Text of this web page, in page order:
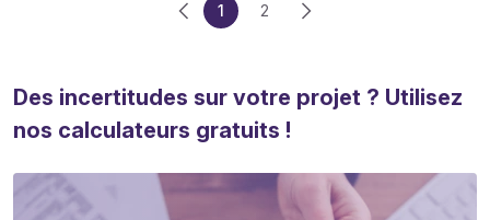
1 2
Des incertitudes sur votre projet ? Utilisez
nos calculateurs gratuits !